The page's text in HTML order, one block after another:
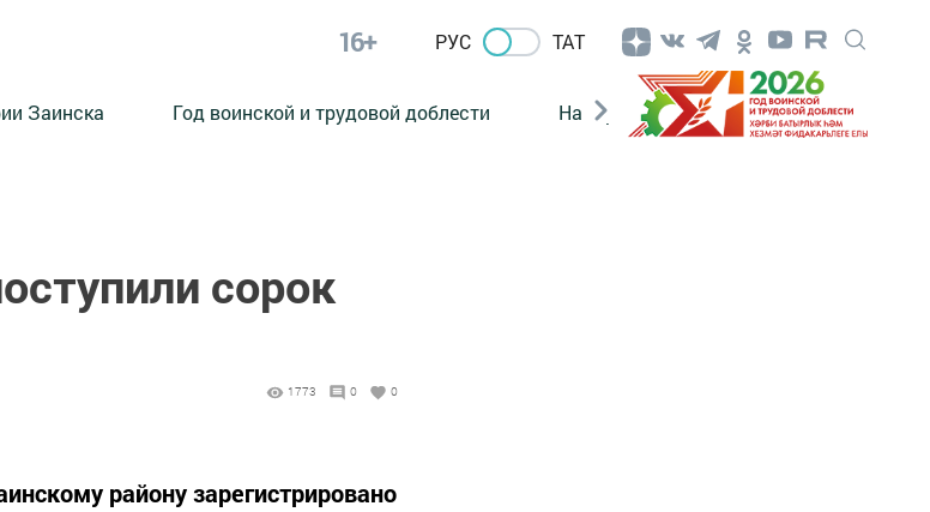
16+ РУС ТАТ
Заинска Год воинской и трудовой доблести Нацпроекты Поколение будущего
сорок
1773 0 0
району зарегистрировано